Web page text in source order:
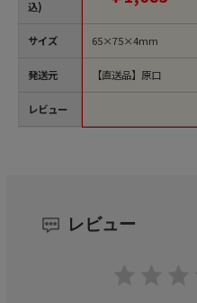
込)
サイズ
発送元
レビュー
65×75×4mm
【直送品】原口
レビュー